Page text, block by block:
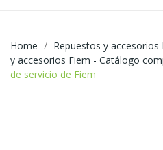
Home Repuestos y accesorios
y accesorios Fiem - Catálogo
de servicio de Fiem